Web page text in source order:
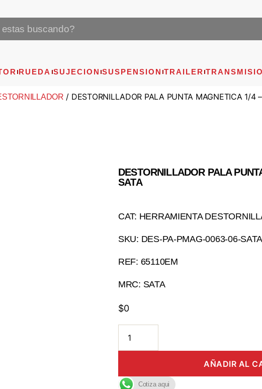
RUEDA SUJECION SUSPENSION TRAILER
/ DESTORNILLADOR PALA PUNTA MAGNETICA 1/4
DESTORNILLADOR PALA
SATA
CAT: HERRAMIENTA
SKU: DES-PA-PMAG-0063-06-SATA
REF: 65110EM
MRC: SATA
$0
AÑADIR AL
Cotiza aqui